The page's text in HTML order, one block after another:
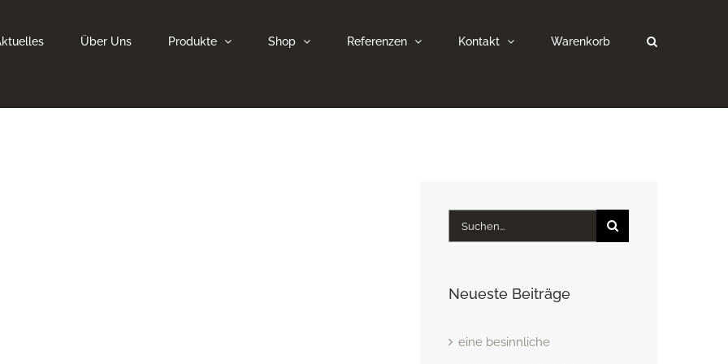
Über Uns Produkte Shop Referenzen Kontakt Warenkorb
Suche
Neueste Beiträge
eine besinnliche